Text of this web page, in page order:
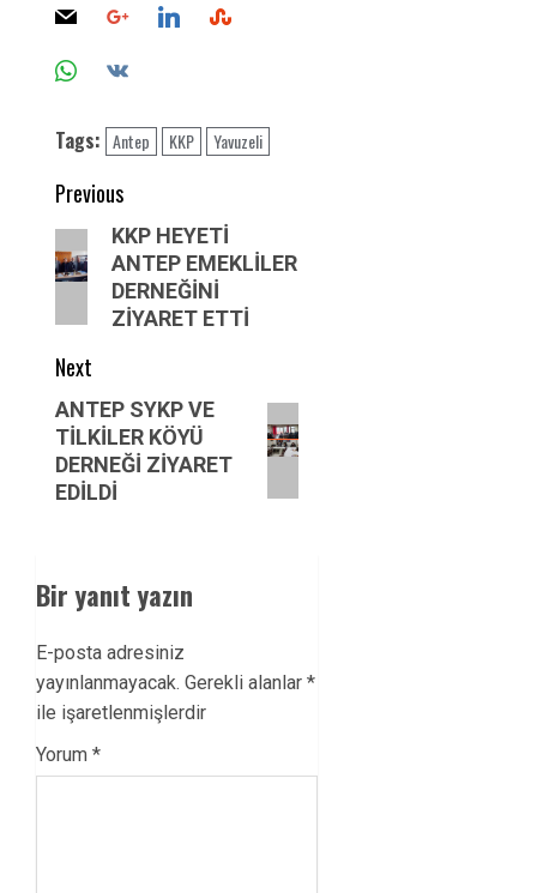
Tags: Antep KKP Yavuzeli
Post
navigation
Previous
Previous
post:
KKP HEYETİ
ANTEP EMEKLİLER
DERNEĞİNİ
ZİYARET ETTİ
Next
Next
post:
ANTEP SYKP VE
TİLKİLER KÖYÜ
DERNEĞİ ZİYARET
EDİLDİ
Bir yanıt yazın
E-posta adresiniz
yayınlanmayacak. Gerekli alanlar *
ile işaretlenmişlerdir
Yorum *